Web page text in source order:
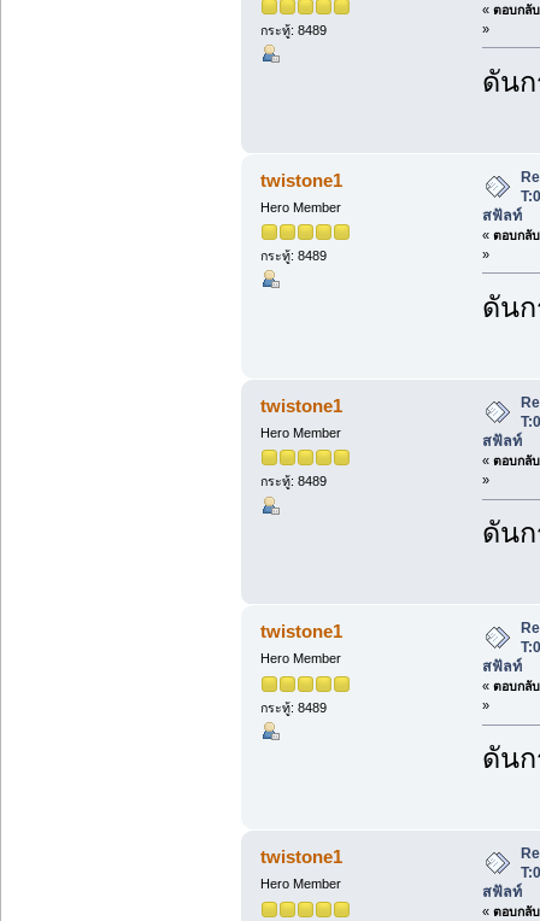
กระทู้: 8489
« ตอบกลั
»
ดัน
twistone1
Hero Member
กระทู้: 8489
สฟัลท์
« ตอบกลั
»
ดัน
twistone1
Hero Member
กระทู้: 8489
สฟัลท์
« ตอบกลั
»
ดัน
twistone1
Hero Member
กระทู้: 8489
สฟัลท์
« ตอบกลั
»
ดัน
twistone1
Hero Member
สฟัลท์
« ตอบกลั